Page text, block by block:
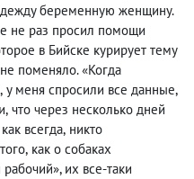
беременную женщину.
не раз просил помощи
в Бийске курирует тему
поменяло. «Когда
, у меня спросили все данные,
, что через несколько дней
как всегда, никто
, как о собаках
их все-таки